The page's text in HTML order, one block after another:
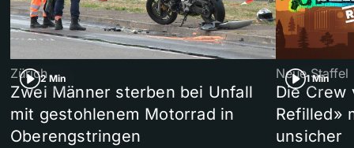
2 Min
Zürich
Zwei Männer sterben bei Unfall
mit gestohlenem Motorrad in
Oberengstringen
1 Min
Neue Staffel
Die Crew
Refilled»
unsicher